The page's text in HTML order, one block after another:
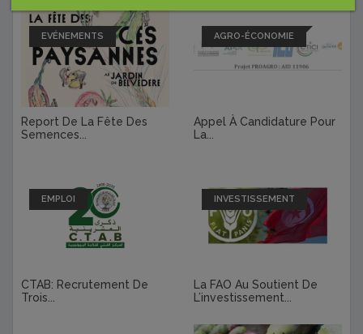
EVÉNEMENTS
Report De La Fête Des
Semences...
AGRO-ÉCONOMIE
Appel À Candidature Pour
La...
EMPLOI
CTAB: Recrutement De
Trois...
INVESTISSEMENT
La FAO Au Soutient De
L’investissement...